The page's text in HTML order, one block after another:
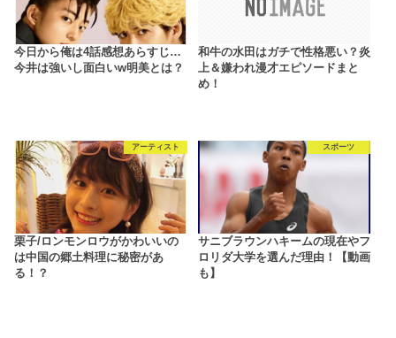
今日から俺は4話感想あらすじ…
今井は強いし面白いw明美とは？
和牛の水田はガチで性格悪い？炎
上＆嫌われ漫才エピソードまと
め！
アーティスト
栗子/ロンモンロウがかわいいの
は中国の郷土料理に秘密があ
る！？
スポーツ
サニブラウンハキームの現在やフ
ロリダ大学を選んだ理由！【動画
も】